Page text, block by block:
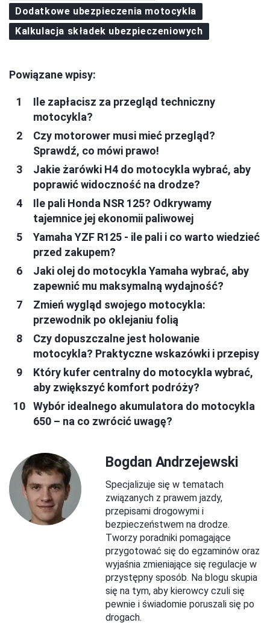
Dodatkowe ubezpieczenia motocykla
Kalkulacja składek ubezpieczeniowych
Powiązane wpisy:
Ile zapłacisz za przegląd techniczny
motocykla?
Czy motorower musi mieć przegląd?
Sprawdź, co mówi prawo!
Jakie żarówki H4 do motocykla wybrać, aby
poprawić widoczność na drodze?
Ile pali Honda NSR 125? Odkrywamy
tajemnice jej ekonomii paliwowej
Yamaha YZF R125 - ile pali i co warto wiedzieć
przed zakupem?
Jaki olej do motocykla Yamaha wybrać, aby
zapewnić mu maksymalną wydajność?
Zmień wygląd swojego motocykla:
przewodnik po oklejaniu folią
Czy dopuszczalne jest holowanie
motocykla? Praktyczne wskazówki i przepisy
Który kufer centralny do motocykla wybrać,
aby zwiększyć komfort podróży?
Wybór idealnego akumulatora do motocykla
650 – na co zwrócić uwagę?
Bogdan Andrzejewski
Specjalizuje się w tematach
związanych z prawem jazdy,
przepisami drogowymi i
bezpieczeństwem na drodze.
Tworzy poradniki pomagające
przygotować się do egzaminów oraz
wyjaśnia zmieniające się regulacje w
przystępny sposób. Na blogu skupia
się na tym, aby kierowcy czuli się
pewnie i świadomie poruszali się po
drogach.